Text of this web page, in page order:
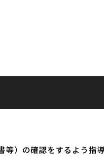
等）の確認をするよう指